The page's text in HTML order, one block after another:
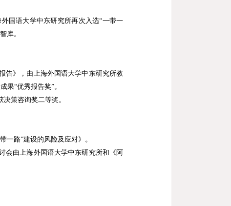
外国语大学中东研究所再次入选“一带一
库。
告》，由上海外国语大学中东研究所教
果“优秀报告奖”。
策咨询奖二等奖。
路”建设的风险及应对》。
会由上海外国语大学中东研究所和《阿